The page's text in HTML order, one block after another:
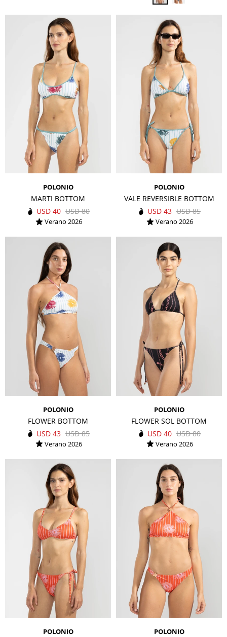
POLONIO
MARTI BOTTOM
USD 40 USD 80
Verano 2026
POLONIO
VALE REVERSIBLE BOTTOM
USD 43 USD 85
Verano 2026
POLONIO
FLOWER BOTTOM
USD 43 USD 85
Verano 2026
POLONIO
FLOWER SOL BOTTOM
USD 40 USD 80
Verano 2026
POLONIO POLONIO